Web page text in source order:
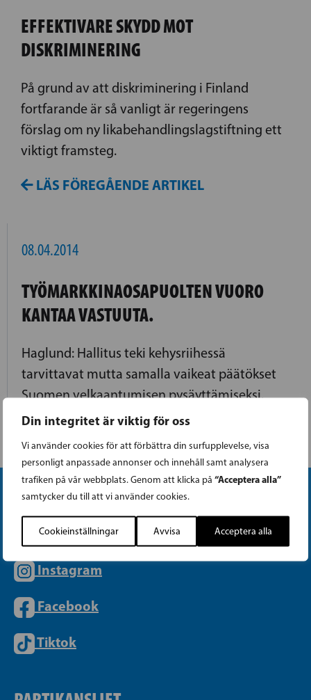
Din integritet är viktig för oss
Vi använder cookies för att förbättra din surfupplevelse, visa
personligt anpassade annonser och innehåll samt analysera
trafiken på vår webbplats. Genom att klicka på “Acceptera alla”
samtycker du till att vi använder cookies.
Cookieinställningar Avvisa Acceptera alla
EFFEKTIVARE SKYDD MOT
DISKRIMINERING
På grund av att diskriminering i Finland
fortfarande är så vanligt är regeringens
förslag om ny likabehandlingslagstiftning ett
viktigt framsteg.
LÄS FÖREGÅENDE ARTIKEL
08.04.2014
TYÖMARKKINAOSAPUOLTEN VUORO
KANTAA VASTUUTA.
Haglund: Hallitus teki kehysriihessä
tarvittavat mutta samalla vaikeat päätökset
Suomen velkaantumisen pysäyttämiseksi.
LÄS FÖLJANDE ARTIKEL
Instagram
Facebook
Tiktok